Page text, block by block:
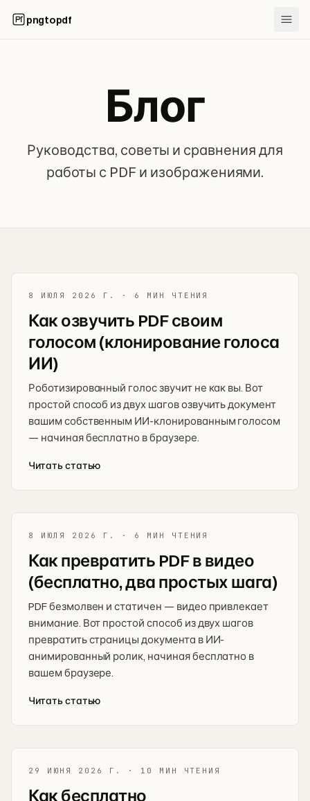
pngtopdf
Блог
Руководства, советы и сравнения для
работы с PDF и изображениями.
8 ИЮЛЯ 2026 Г. · 6 МИН ЧТЕНИЯ
Как озвучить PDF своим
голосом (клонирование голоса
ИИ)
Роботизированный голос звучит не как вы. Вот
простой способ из двух шагов озвучить документ
вашим собственным ИИ-клонированным голосом
— начиная бесплатно в браузере.
Читать статью
8 ИЮЛЯ 2026 Г. · 6 МИН ЧТЕНИЯ
Как превратить PDF в видео
(бесплатно, два простых шага)
PDF безмолвен и статичен — видео привлекает
внимание. Вот простой способ из двух шагов
превратить страницы документа в ИИ-
анимированный ролик, начиная бесплатно в
вашем браузере.
Читать статью
29 ИЮНЯ 2026 Г. · 10 МИН ЧТЕНИЯ
Как бесплатно